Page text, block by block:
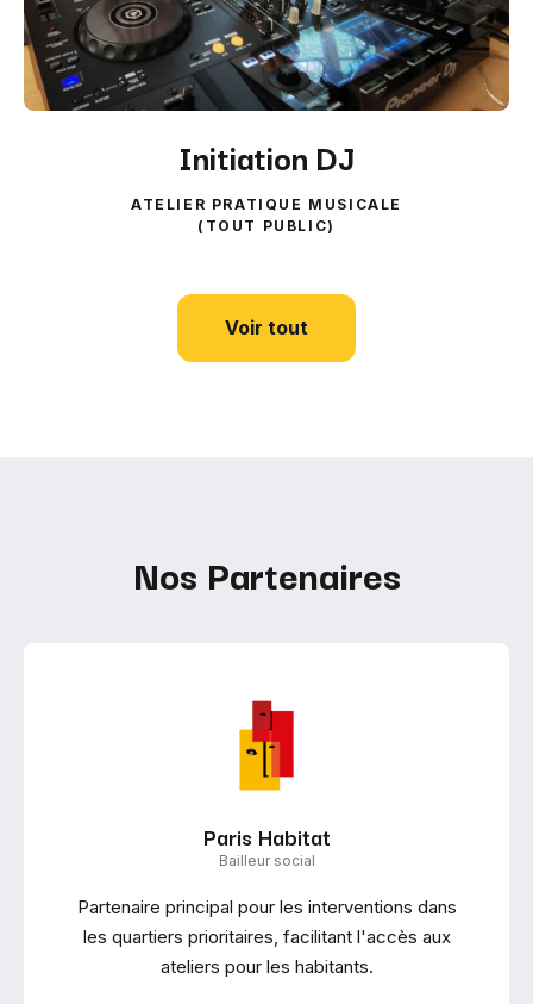
Initiation DJ
ATELIER PRATIQUE MUSICALE
(TOUT PUBLIC)
Voir tout
Nos Partenaires
Paris Habitat
Bailleur social
Partenaire principal pour les interventions dans
les quartiers prioritaires, facilitant l'accès aux
ateliers pour les habitants.